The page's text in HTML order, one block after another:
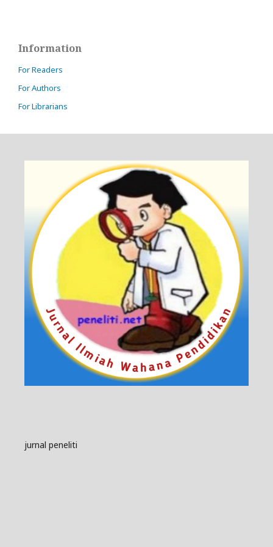
Information
For Readers
For Authors
For Librarians
jurnal peneliti